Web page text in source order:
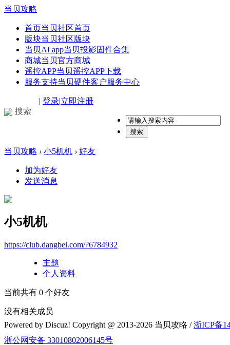
当贝攻略
首页当贝社区首页
版块当贝社区版块
当贝AI app当贝投影固件合集
商城当贝官方商城
遥控APP当贝遥控APP下载
服务支持当贝硬件客户服务中心
搜索
| 登录|立即注册
搜索
当贝攻略 › 小5机机 › 好友
加为好友
发送消息
小5机机
https://club.dangbei.com/?6784932
主题
个人资料
当前共有 0 个好友
没有相关成员
Powered by Discuz! Copyright @ 2013-2026 当贝攻略 /浙ICP备
浙公网安备 33010802006145号